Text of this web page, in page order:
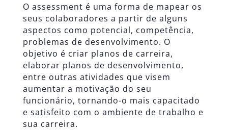
O assessment é uma forma de mapear os
seus colaboradores a partir de alguns
aspectos como potencial, competência,
problemas de desenvolvimento. O
objetivo é criar planos de carreira,
elaborar planos de desenvolvimento,
entre outras atividades que visem
aumentar a motivação do seu
funcionário, tornando-o mais capacitado
e satisfeito com o ambiente de trabalho e
sua carreira.